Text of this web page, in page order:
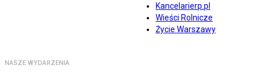
Kancelarierp.pl
Wieści Rolnicze
Życie Warszawy
NASZE WYDARZENIA